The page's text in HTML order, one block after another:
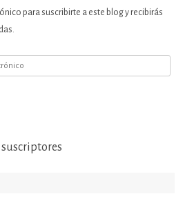
para suscribirte a este blog y recibirás